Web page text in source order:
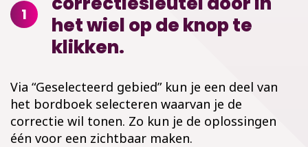
1
het wiel op de knop te
klikken.
Via “Geselecteerd gebied” kun je een deel van
het bordboek selecteren waarvan je de
correctie wil tonen. Zo kun je de oplossingen
één voor een zichtbaar maken.